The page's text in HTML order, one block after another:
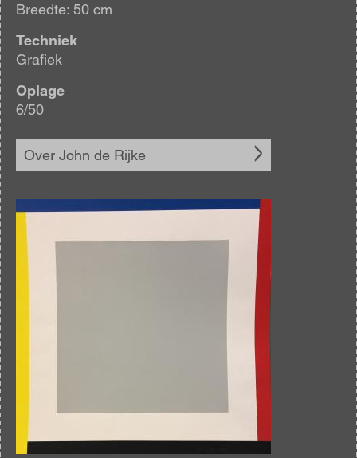
Breedte: 50 cm
Techniek
Grafiek
Oplage
6/50
Over John de Rijke
Afbeelding